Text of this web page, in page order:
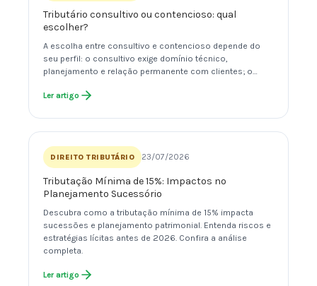
Tributário consultivo ou contencioso: qual
escolher?
A escolha entre consultivo e contencioso depende do
seu perfil: o consultivo exige domínio técnico,
planejamento e relação permanente com clientes; o…
Ler artigo
DIREITO TRIBUTÁRIO 23/07/2026
Tributação Mínima de 15%: Impactos no
Planejamento Sucessório
Descubra como a tributação mínima de 15% impacta
sucessões e planejamento patrimonial. Entenda riscos e
estratégias lícitas antes de 2026. Confira a análise
completa.
Ler artigo